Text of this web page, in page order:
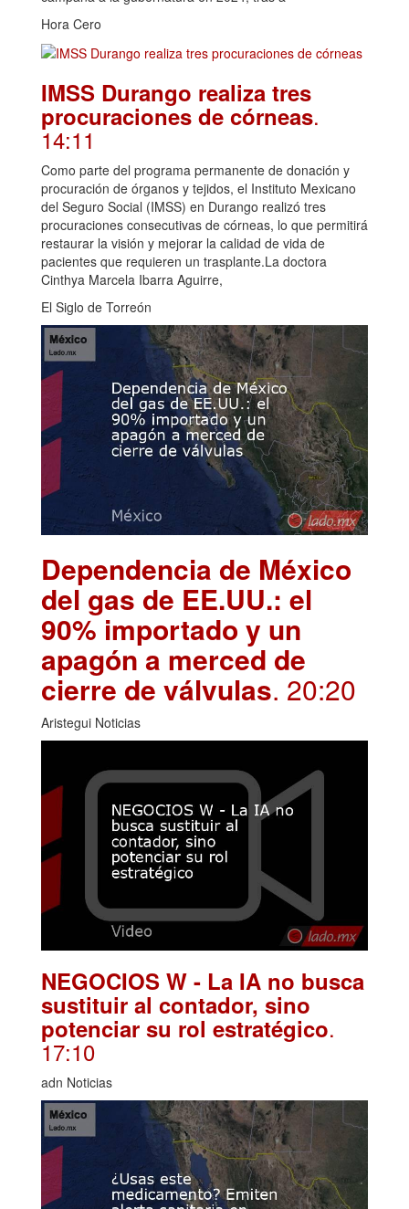
Hora Cero
IMSS Durango realiza tres
procuraciones de córneas.
14:11
Como parte del programa permanente de donación y
procuración de órganos y tejidos, el Instituto Mexicano
del Seguro Social (IMSS) en Durango realizó tres
procuraciones consecutivas de córneas, lo que permitirá
restaurar la visión y mejorar la calidad de vida de
pacientes que requieren un trasplante.La doctora
Cinthya Marcela Ibarra Aguirre,
El Siglo de Torreón
Dependencia de México
del gas de EE.UU.: el
90% importado y un
apagón a merced de
cierre de válvulas. 20:20
Aristegui Noticias
NEGOCIOS W - La IA no busca
sustituir al contador, sino
potenciar su rol estratégico.
17:10
adn Noticias